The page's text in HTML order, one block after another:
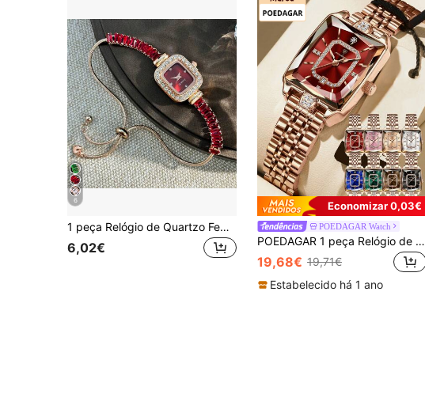
6
1 peça Relógio de Quartzo Feminino com Pulseira Ajustável Lisa com Zircónia Incrustada, Caixa Quadrada em Liga e Mostrador com Strass
6,02€
Economizar 0,03€
POEDAGAR Watch
POEDAGAR 1 peça Relógio de Senhora Elegante em Aço Inoxidável Rose Gold com Data e Quartzo, Relógio Luminoso à Prova de Água, Adequado para Ocasiões de Negócios, Presente para Mulher
19,68€ 19,71€
Estabelecido há 1 ano